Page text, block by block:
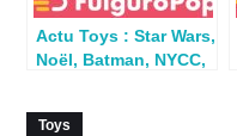
Actu Toys : Star Wars,
Noël, Batman, NYCC,
Toys